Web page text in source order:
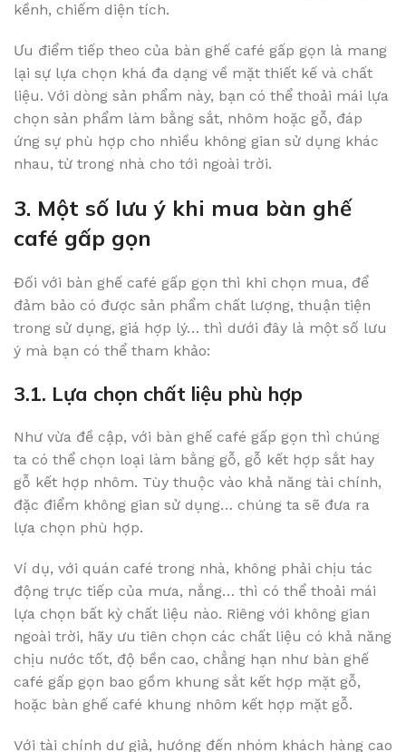
kềnh, chiếm diện tích.
Ưu điểm tiếp theo của bàn ghế café gấp gọn là mang
lại sự lựa chọn khá đa dạng về mặt thiết kế và chất
liệu. Với dòng sản phẩm này, bạn có thể thoải mái lựa
chọn sản phẩm làm bằng sắt, nhôm hoặc gỗ, đáp
ứng sự phù hợp cho nhiều không gian sử dụng khác
nhau, từ trong nhà cho tới ngoài trời.
3. Một số lưu ý khi mua bàn ghế
café gấp gọn
Đối với bàn ghế café gấp gọn thì khi chọn mua, để
đảm bảo có được sản phẩm chất lượng, thuận tiện
trong sử dụng, giá hợp lý… thì dưới đây là một số lưu
ý mà bạn có thể tham khảo:
3.1. Lựa chọn chất liệu phù hợp
Như vừa đề cập, với bàn ghế café gấp gọn thì chúng
ta có thể chọn loại làm bằng gỗ, gỗ kết hợp sắt hay
gỗ kết hợp nhôm. Tùy thuộc vào khả năng tài chính,
đặc điểm không gian sử dụng… chúng ta sẽ đưa ra
lựa chọn phù hợp.
Ví dụ, với quán café trong nhà, không phải chịu tác
động trực tiếp của mưa, nắng… thì có thể thoải mái
lựa chọn bất kỳ chất liệu nào. Riêng với không gian
ngoài trời, hãy ưu tiên chọn các chất liệu có khả năng
chịu nước tốt, độ bền cao, chẳng hạn như bàn ghế
café gấp gọn bao gồm khung sắt kết hợp mặt gỗ,
hoặc bàn ghế café khung nhôm kết hợp mặt gỗ.
Với tài chính dư giả, hướng đến nhóm khách hàng cao